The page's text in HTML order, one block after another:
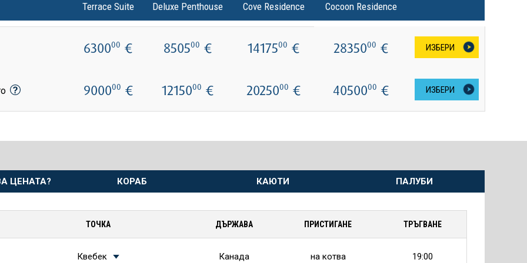
Terrace Suite Deluxe Penthouse Cove Residence Cocoon Residence
630000 € 850500 € 1417500 € 2835000 € ИЗБЕРИ
900000 € 1215000 € 2025000 € 4050000 € ИЗБЕРИ
ЦЕНАТА? КОРАБ КАЮТИ ПАЛУБИ
ТОЧКА ДЪРЖАВА ПРИСТИГАНЕ ТРЪГВАНЕ
Квебек Канада на котва 19:00